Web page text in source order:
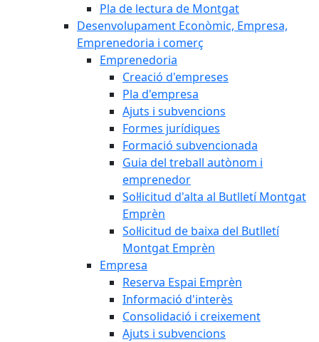
Pla de lectura de Montgat
Desenvolupament Econòmic, Empresa,
Emprenedoria i comerç
Emprenedoria
Creació d'empreses
Pla d'empresa
Ajuts i subvencions
Formes jurídiques
Formació subvencionada
Guia del treball autònom i
emprenedor
Sol·licitud d'alta al Butlletí Montgat
Emprèn
Sol·licitud de baixa del Butlletí
Montgat Emprèn
Empresa
Reserva Espai Emprèn
Informació d'interès
Consolidació i creixement
Ajuts i subvencions